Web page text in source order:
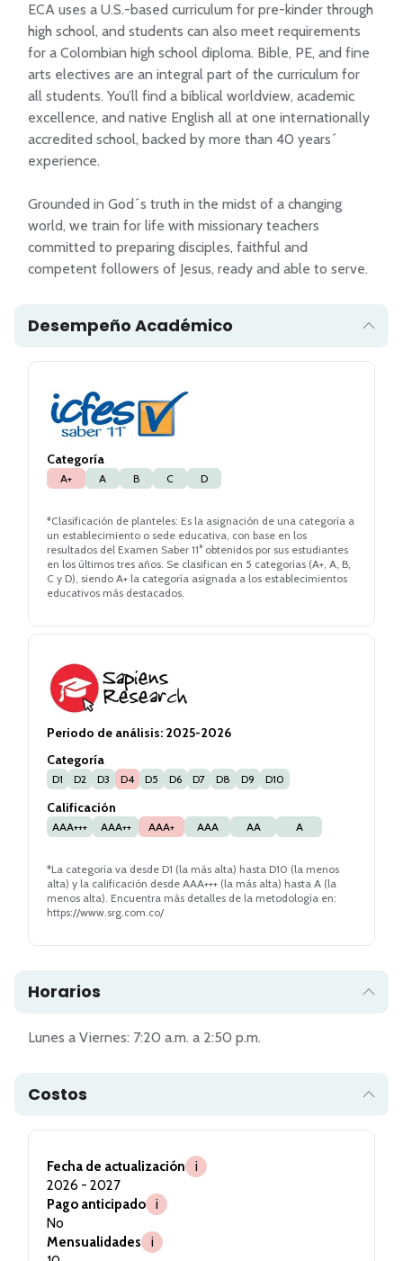
ECA uses a U.S.-based curriculum for pre-kinder through
high school, and students can also meet requirements
for a Colombian high school diploma. Bible, PE, and fine
arts electives are an integral part of the curriculum for
all students. You’ll find a biblical worldview, academic
excellence, and native English all at one internationally
accredited school, backed by more than 40 years´
experience.
Grounded in God´s truth in the midst of a changing
world, we train for life with missionary teachers
committed to preparing disciples, faithful and
competent followers of Jesus, ready and able to serve.
Desempeño Académico
Categoría
A+ A B C D
*Clasificación de planteles: Es la asignación de una categoría a
un establecimiento o sede educativa, con base en los
resultados del Examen Saber 11° obtenidos por sus estudiantes
en los últimos tres años. Se clasifican en 5 categorías (A+, A, B,
C y D), siendo A+ la categoría asignada a los establecimientos
educativos más destacados.
Periodo de análisis: 2025-2026
Categoría
D1 D2 D3 D4 D5 D6 D7 D8 D9 D10
Calificación
AAA+++ AAA++ AAA+ AAA AA A
*La categoría va desde D1 (la más alta) hasta D10 (la menos
alta) y la calificación desde AAA+++ (la más alta) hasta A (la
menos alta). Encuentra más detalles de la metodología en:
https://www.srg.com.co/
Horarios
Lunes a Viernes: 7:20 a.m. a 2:50 p.m.
Costos
Fecha de actualización
i
2026 - 2027
Pago anticipado
i
No
Mensualidades
i